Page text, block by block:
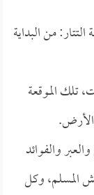
من البداية
تلك الموقعة
الأرض.
والفوائد
المسلم، وكل